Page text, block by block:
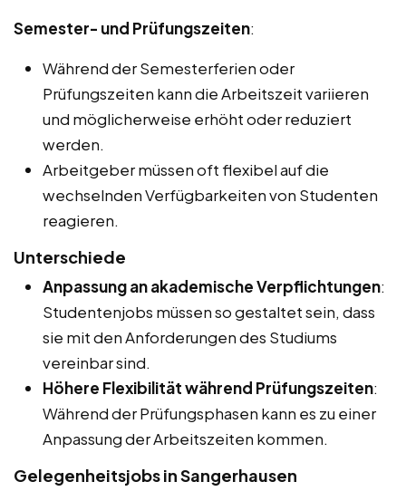
Semester- und Prüfungszeiten:
Während der Semesterferien oder
Prüfungszeiten kann die Arbeitszeit variieren
und möglicherweise erhöht oder reduziert
werden.
Arbeitgeber müssen oft flexibel auf die
wechselnden Verfügbarkeiten von Studenten
reagieren.
Unterschiede
Anpassung an akademische Verpflichtungen:
Studentenjobs müssen so gestaltet sein, dass
sie mit den Anforderungen des Studiums
vereinbar sind.
Höhere Flexibilität während Prüfungszeiten:
Während der Prüfungsphasen kann es zu einer
Anpassung der Arbeitszeiten kommen.
Gelegenheitsjobs in Sangerhausen